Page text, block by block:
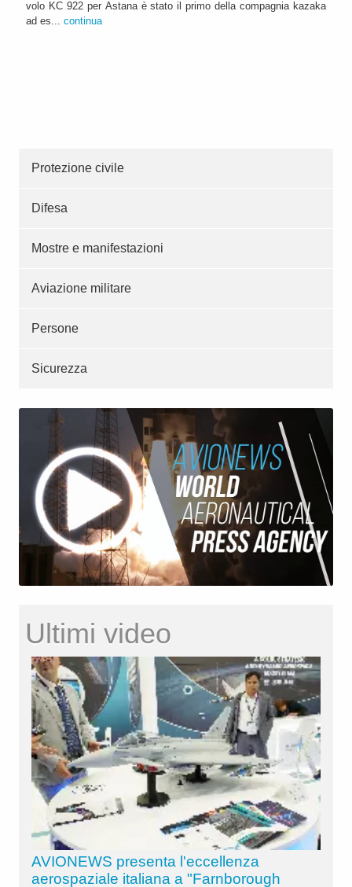
volo KC 922 per Astana è stato il primo della compagnia kazaka
ad es... continua
Protezione civile
Difesa
Mostre e manifestazioni
Aviazione militare
Persone
Sicurezza
Ultimi video
AVIONEWS presenta l'eccellenza
aerospaziale italiana a "Farnborough